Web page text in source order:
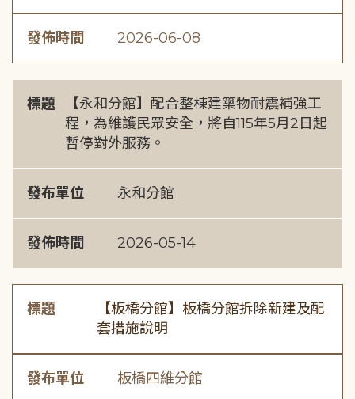
發佈時間 2026-06-08
標題
【永和分館】配合整棟建築物耐震補強工
程，為維護民眾安全，將自115年5月2日起
暫停對外服務。
發布單位 永和分館
發佈時間 2026-05-14
標題
【板橋分館】板橋分館拆除新建及配
套措施說明
發布單位 板橋四維分館